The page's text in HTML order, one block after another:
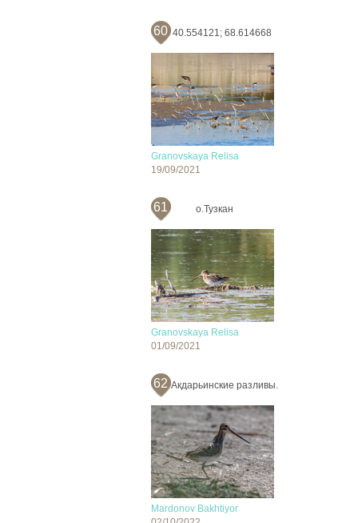
60 40.554121; 68.614668
Granovskaya Relisa
19/09/2021
61 о.Тузкан
Granovskaya Relisa
01/09/2021
62 Акдарьинские разливы.
Mardonov Bakhtiyor